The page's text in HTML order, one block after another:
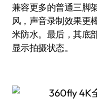
兼容更多的普通三脚
风，声音录制效果更
米防水。最后，其底
显示拍摄状态。